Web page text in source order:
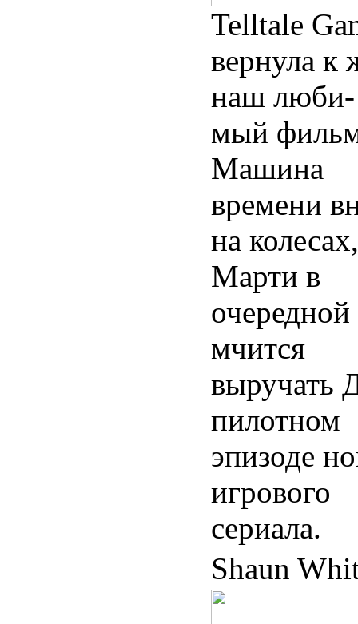
Telltale
вернула к
наш люби-
мый
Машина
времени
на
Марти в
очередной
мчится
выручать
пилотном
эпизоде
игрового
сериала.
Shaun